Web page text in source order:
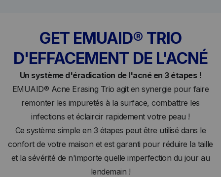
GET EMUAID® TRIO
D'EFFACEMENT DE L'ACNÉ
Un système d'éradication de l'acné en 3 étapes !
EMUAID® Acne Erasing Trio agit en synergie pour faire
remonter les impuretés à la surface, combattre les
infections et éclaircir rapidement votre peau !
Ce système simple en 3 étapes peut être utilisé dans le
confort de votre maison et est garanti pour réduire la taille
et la sévérité de n'importe quelle imperfection du jour au
lendemain !